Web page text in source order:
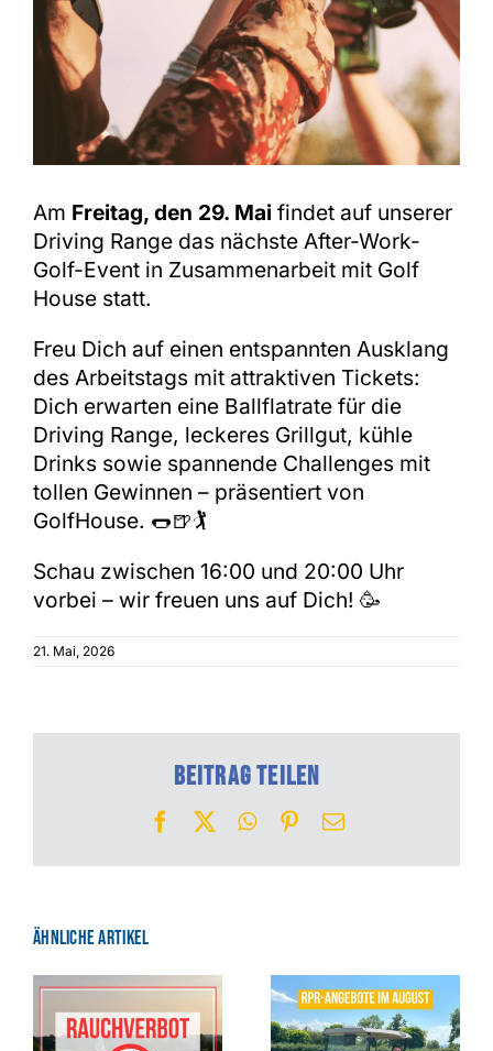
Shop
Am Freitag, den 29. Mai findet auf unserer
Driving Range das nächste After-Work-
Golf-Event in Zusammenarbeit mit Golf
House statt.
Freu Dich auf einen entspannten Ausklang
des Arbeitstags mit attraktiven Tickets:
Dich erwarten eine Ballflatrate für die
Driving Range, leckeres Grillgut, kühle
Drinks sowie spannende Challenges mit
tollen Gewinnen – präsentiert von
GolfHouse. 🌭🍺🏌
Schau zwischen 16:00 und 20:00 Uhr
vorbei – wir freuen uns auf Dich! 🥳
21. Mai, 2026
Beitrag teilen
Facebook
X WhatsApp
Pinterest
E-
Ähnliche Artikel